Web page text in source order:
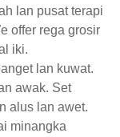
lan pusat terapi
offer rega grosir
iki.
lan kuwat.
awak. Set
alus lan awet.
minangka